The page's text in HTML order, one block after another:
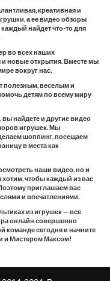
креативная и
а ее видео обзоры
найдет что-то для
во всех наших
новые открытия. Вместе мы
вокруг нас.
полезным, веселым и
детям по всему миру
найдете и другие видео
игрушек. Мы
шоппинг, посещаем
в места как
наши видео, но и
чтобы каждый из вас
приглашаем вас
и впечатлениями.
из игрушек — все
онлайн совершенно
команде сегодня и начните
и Мистером Максом!